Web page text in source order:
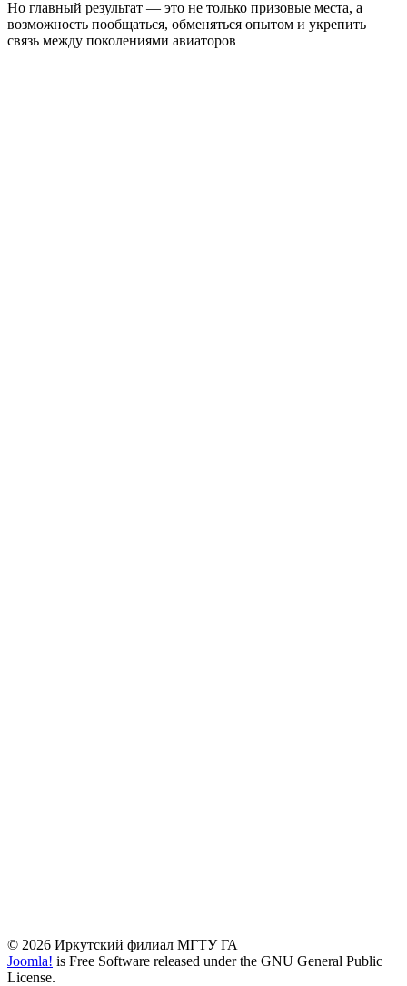
Но главный результат — это не только призовые места, а
возможность пообщаться, обменяться опытом и укрепить
связь между поколениями авиаторов
© 2026 Иркутский филиал МГТУ ГА
Joomla! is Free Software released under the GNU General Public
License.